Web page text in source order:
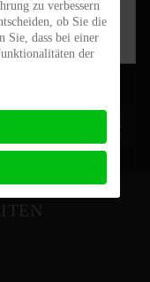
SC-EN610
€(statt 3.999,-€)
Nächster
zu verbessern
ob Sie die
Sie, dass bei einer
der